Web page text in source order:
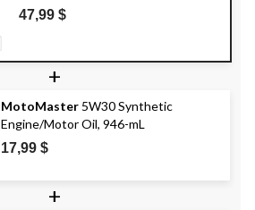
5W-30, 5 L
47,99 $
+
MotoMaster 5W30 Synthetic
Engine/Motor Oil, 946-mL
17,99 $
+